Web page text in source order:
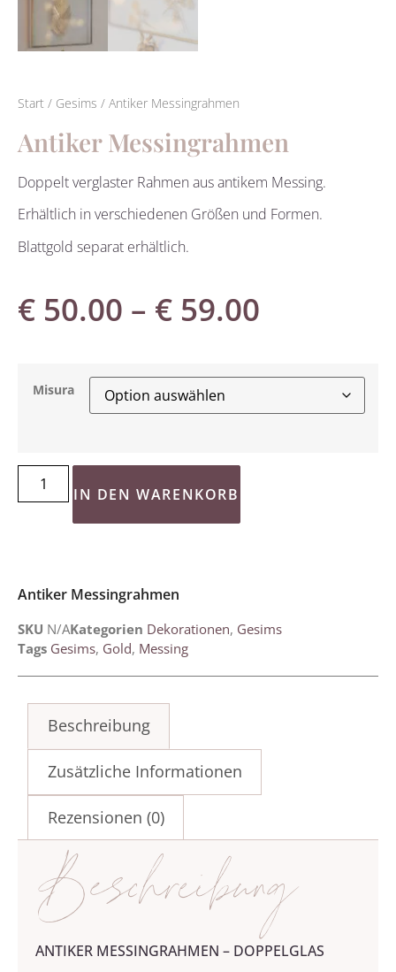
Start / Gesims / Antiker Messingrahmen
Antiker Messingrahmen
Doppelt verglaster Rahmen aus antikem Messing.
Erhältlich in verschiedenen Größen und Formen.
Blattgold separat erhältlich.
€ 50.00 – € 59.00
Misura
IN DEN WARENKORB
Antiker Messingrahmen
SKU N/AKategorien Dekorationen, Gesims
Tags Gesims, Gold, Messing
Beschreibung
Zusätzliche Informationen
Rezensionen (0)
Beschreibung
ANTIKER MESSINGRAHMEN – DOPPELGLAS